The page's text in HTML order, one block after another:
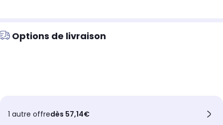
Options de livraison
1 autre offredès 57,14€